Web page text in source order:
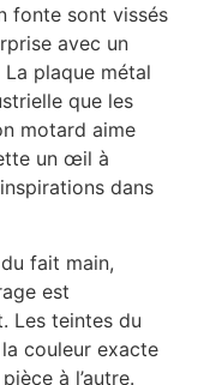
fonte sont vissés
avec un
plaque métal
que les
motard aime
un œil à
dans
fait main,
est
Les teintes du
couleur exacte
à l’autre.